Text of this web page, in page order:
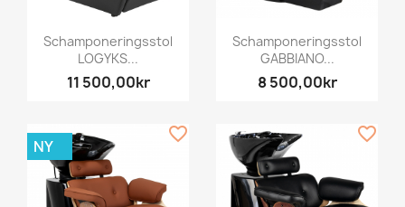
Schamponeringsstol
LOGYKS...
11 500,00kr
Schamponeringsstol
GABBIANO...
8 500,00kr
NY
favorite_border favorite_border